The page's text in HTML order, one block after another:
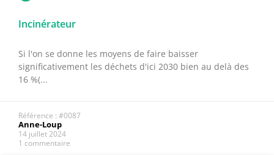
Incinérateur
Si l'on se donne les moyens de faire baisser
significativement les déchets d'ici 2030 bien au delà des
16 %(...
Référence : #0087
Anne-Loup
14 juillet 2024
1 commentaire